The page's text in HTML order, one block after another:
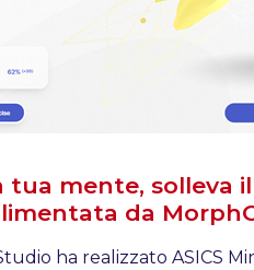
tua mente, solleva
da
ha realizzato ASICS